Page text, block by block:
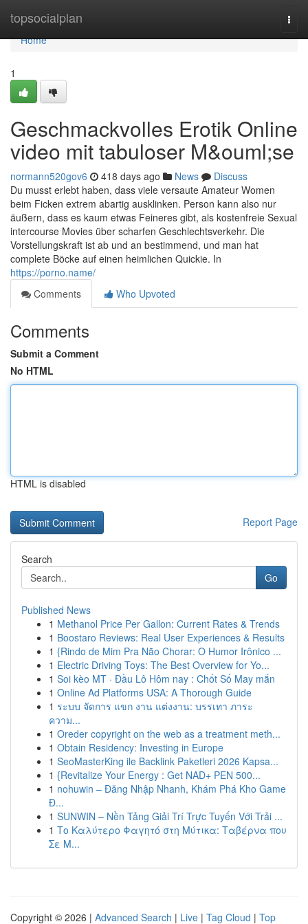
topsocialplan
Home
Home
1
Geschmackvolles Erotik Online
video mit tabuloser M&ouml;se
normann520gov6 418 days ago News
Discuss
Du musst erlebt haben, dass viele versaute Amateur Women
beim Ficken extrem abartig ausklinken. Person kann also nur
äußern, dass es kaum etwas Feineres gibt, als kostenfreie Sexual
intercourse Movies über scharfen Geschlechtsverkehr. Die
Vorstellungskraft ist ab und an bestimmend, und man hat
complete Böcke auf einen heimlichen Quickie. In
https://porno.name/
Comments
Who Upvoted
Comments
Submit a Comment
No HTML
HTML is disabled
Report Page
Search
Go
Published News
1 Methanol Price Per Gallon: Current Rates & Trends
1 Boostaro Reviews: Real User Experiences & Results
1 {Rindo de Mim Pra Não Chorar: O Humor Irônico ...
1 Electric Driving Toys: The Best Overview for Yo...
1 Soi kèo MT · Đầu Lô Hôm nay : Chốt Số May mắn
1 Online Ad Platforms USA: A Thorough Guide
1 ระบบ จัดการ แขก งาน แต่งงาน: บรรเทา ภาระ
ความ...
1 Oreder copyright on the web as a treatment meth...
1 Obtain Residency: Investing in Europe
1 SeoMasterKing ile Backlink Paketleri 2026 Kapsa...
1 {Revitalize Your Energy : Get NAD+ PEN 500...
1 nohuwin – Đăng Nhập Nhanh, Khám Phá Kho Game
Đ...
1 SUNWIN – Nền Tảng Giải Trí Trực Tuyến Với Trải ...
1 Το Καλύτερο Φαγητό στη Μύτικα: Ταβέρνα που
Σε Μ...
Copyright © 2026 | Advanced Search | Live | Tag Cloud | Top